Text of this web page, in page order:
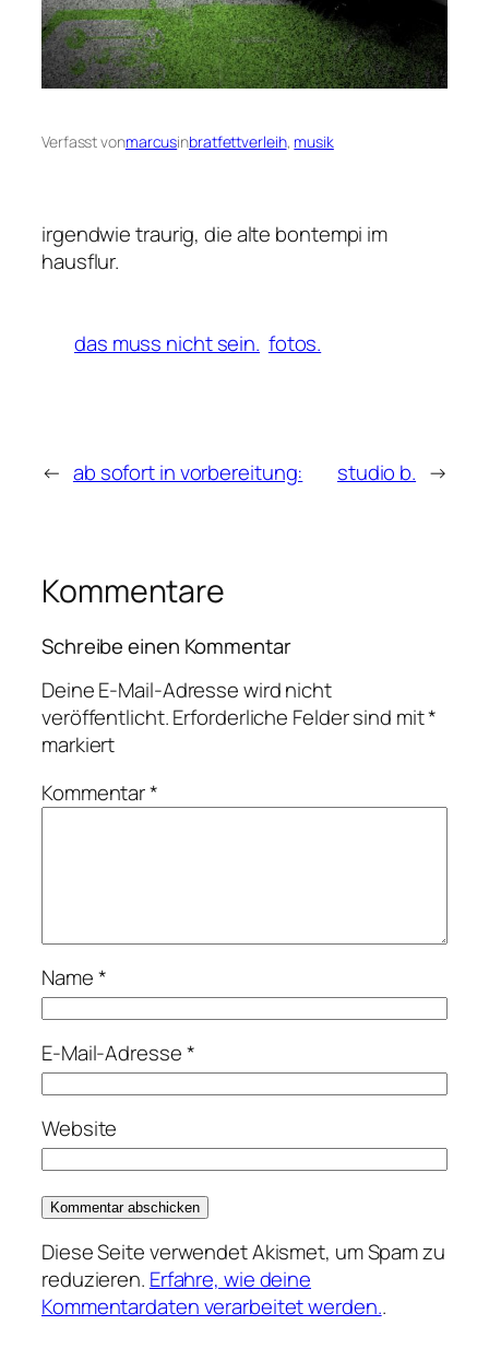
Verfasst vonmarcusinbratfettverleih, musik
irgendwie traurig, die alte bontempi im
hausflur.
das muss nicht sein. fotos.
← ab sofort in vorbereitung: studio b. →
Kommentare
Schreibe einen Kommentar
Deine E-Mail-Adresse wird nicht
veröffentlicht.Erforderliche Felder sind mit*
markiert
Kommentar*
Name*
E-Mail-Adresse*
Website
Diese Seite verwendet Akismet, um Spam zu
reduzieren. Erfahre, wie deine
Kommentardaten verarbeitet werden..